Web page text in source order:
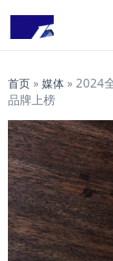
首页 » 媒体 » 2024
品牌上榜